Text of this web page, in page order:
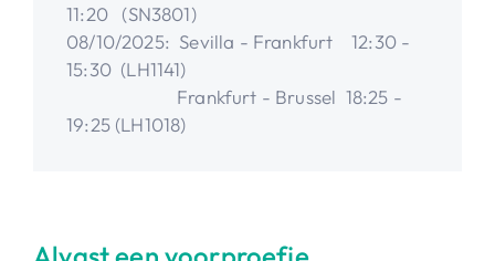
11:20 (SN3801)
08/10/2025: Sevilla - Frankfurt 12:30 -
15:30 (LH1141)
Frankfurt - Brussel 18:25 -
19:25 (LH1018)